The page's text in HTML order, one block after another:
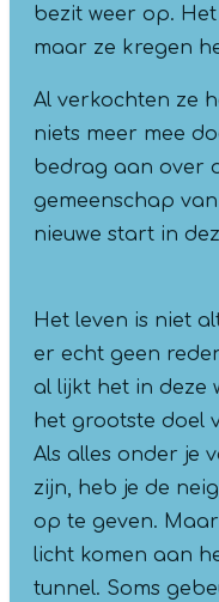
bezit weer op.
maar ze kregen
Al verkochten ze
niets meer mee
bedrag aan over
gemeenschap
nieuwe start in
Het leven is niet
er echt geen
al lijkt het in deze
het grootste doel
Als alles onder je
zijn, heb je de
op te geven.
licht komen aan
tunnel. Soms